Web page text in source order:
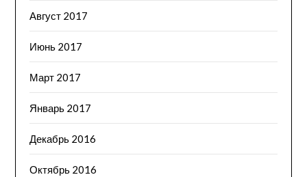
Август 2017
Июнь 2017
Март 2017
Январь 2017
Декабрь 2016
Октябрь 2016